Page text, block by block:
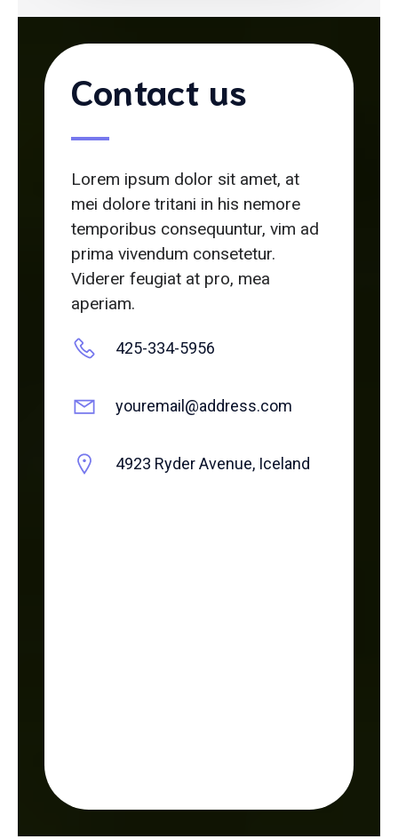
Contact us
Lorem ipsum dolor sit amet, at
mei dolore tritani in his nemore
temporibus consequuntur, vim ad
prima vivendum consetetur.
Viderer feugiat at pro, mea
aperiam.
425-334-5956
youremail@address.com
4923 Ryder Avenue, Iceland